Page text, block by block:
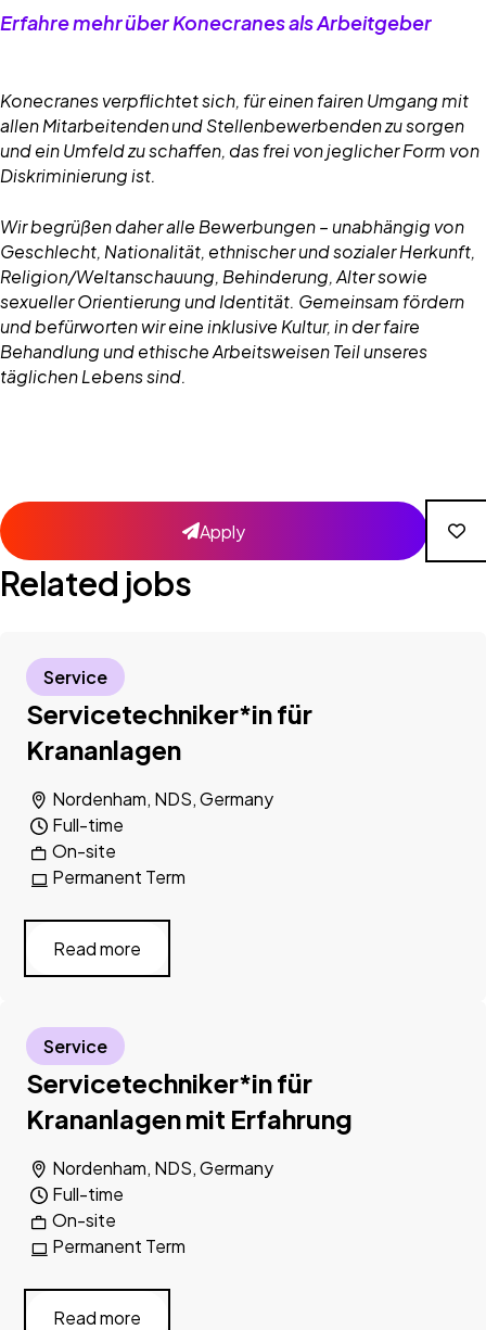
Erfahre mehr über Konecranes als Arbeitgeber
Konecranes verpflichtet sich, für einen fairen Umgang mit
allen Mitarbeitenden und Stellenbewerbenden zu sorgen
und ein Umfeld zu schaffen, das frei von jeglicher Form von
Diskriminierung ist.
Wir begrüßen daher alle Bewerbungen – unabhängig von
Geschlecht, Nationalität, ethnischer und sozialer Herkunft,
Religion/Weltanschauung, Behinderung, Alter sowie
sexueller Orientierung und Identität. Gemeinsam fördern
und befürworten wir eine inklusive Kultur, in der faire
Behandlung und ethische Arbeitsweisen Teil unseres
täglichen Lebens sind.
Apply
Related jobs
Servicetechniker*in für
Krananlagen
Nordenham, NDS, Germany
On-site
Full-time
Permanent Term
Service
Read more
Servicetechniker*in für
Krananlagen mit Erfahrung
Nordenham, NDS, Germany
On-site
Full-time
Permanent Term
Service
Read more